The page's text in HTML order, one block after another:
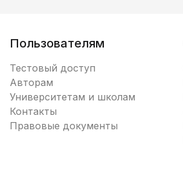
Пользователям
Тестовый доступ
Авторам
Университетам и школам
Контакты
Правовые документы